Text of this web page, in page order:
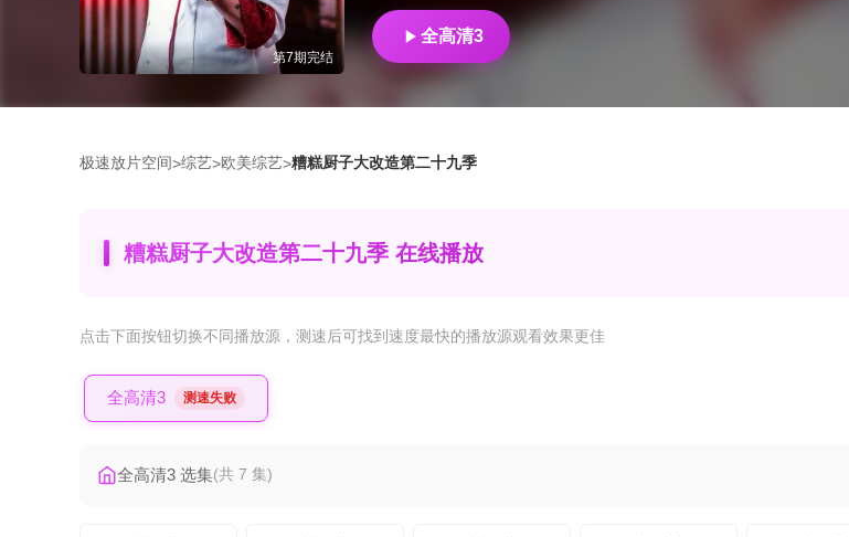
第7期完结
全高清3
极速放片空间>综艺>欧美综艺>糟糕厨子大改造第二十九季
糟糕厨子大改造第二十九季 在线播放
点击下面按钮切换不同播放源 ，测速后可找到速度最快的播放源观看效果更佳
全高清3 测速失败
全高清3 选集(共 7 集)